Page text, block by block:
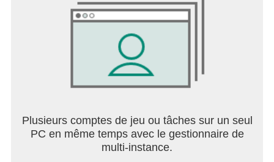
Plusieurs comptes de jeu ou tâches sur un seul
PC en même temps avec le gestionnaire de
multi-instance.